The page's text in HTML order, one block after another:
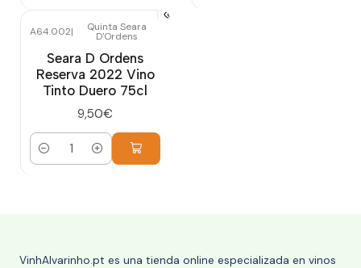
A64.002| Quinta Seara
D'Ordens
Seara D Ordens
Reserva 2022 Vino
Tinto Duero 75cl
9,50€
Cantidad
VinhAlvarinho.pt es una tienda online especializada en vinos